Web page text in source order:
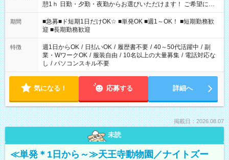
憩1ｈ 日勤・夕勤・夜勤からお選びいただけます！ ご希望に合
わせて働けるお仕事です(*^^*) 【その他選べる勤務時間】 8-17
時/9-17時/9-18時/10-18時/11-21時/18-22時/20-翌4時/21-翌5
時/22-翌6時/0-翌8時 ご自身のご都合で選んで頂ける完全自由シ
フト！
期間
■急募■ド短期1日だけOK☆ ■単発OK ■週1～OK！ ■短期勤務歓
迎 ■長期勤務歓迎
特徴 週1日からOK / 日払いOK / 履歴書不要 / 40～50代活躍中 / 副
業・WワークOK / 服装自由 / 10名以上の大量募集 / 電話対応な
し / パソコンスキル不要
気になる！ 応募する 詳細へ
掲載日：2026.08.07
未読
≪単発＊1日から～≫天王寺動物園／ナイトズー